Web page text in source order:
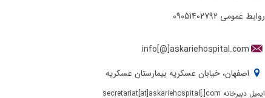
روابط عمومی09051402792
info[@]askariehospital.com
اصفهان، خیابان عسکریه بیمارستان عسکریه
ایمیل دبیرخانه secretariat[at]askariehospital[.]com